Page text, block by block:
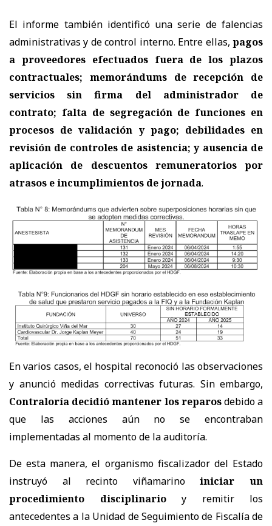
El informe también identificó una serie de falencias
administrativas y de control interno. Entre ellas, pagos
a proveedores efectuados fuera de los plazos
contractuales; memorándums de recepción de
servicios sin firma del administrador de
contrato; falta de segregación de funciones en
procesos de validación y pago; debilidades en
revisión de controles de asistencia; y ausencia de
aplicación de descuentos remuneratorios por
atrasos e incumplimientos de jornada.
En varios casos, el hospital reconoció las observaciones
y anunció medidas correctivas futuras. Sin embargo,
Contraloría decidió mantener los reparosdebido a
que las acciones aún no se encontraban
implementadas al momento de la auditoría.
De esta manera, el organismo fiscalizador del Estado
instruyó al recinto viñamarinoiniciar un
procedimiento disciplinarioy remitir los
antecedentes a la Unidad de Seguimiento de Fiscalía de